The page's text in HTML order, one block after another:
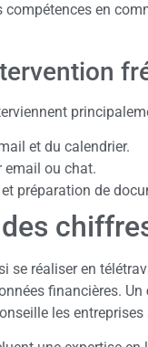
compétences en
et du calendrier.
email ou chat.
préparation de
se réaliser en
financières. Un
les